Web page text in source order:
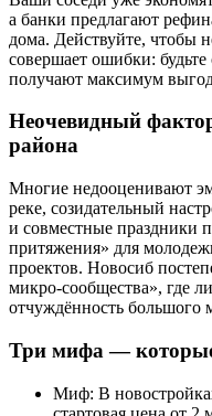
а банки предлагают
дома. Действуйте, чтобы
совершает ошибки:
получают максимум
Неочевидный
района
Многие недооценивают
реке, созидательный
и совместные праздники
притяжения» для
проектов. Новосиб
микро-сообщества», где
отчуждённость большого
Три мифа — которые
Миф: В